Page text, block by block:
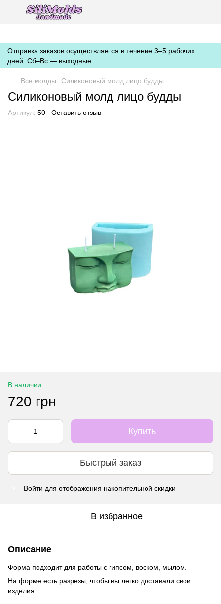
https://silimolds.com.ua//.well-known/apple-developer-merchantid-
domain-association
Отправка заказов осуществляется в течение 3–5 рабочих
дней. Сб–Вс — выходные.
Все молды Силиконовый молд лицо будды
Силиконовый молд лицо будды
Артикул: 50 Оставить отзыв
В наличии
720 грн
Купить
Быстрый заказ
Войти для отображения накопительной скидки
В избранное
Описание
Форма подходит для работы с гипсом, воском, мылом.
На форме есть разрезы, чтобы вы легко доставали свои
изделия.